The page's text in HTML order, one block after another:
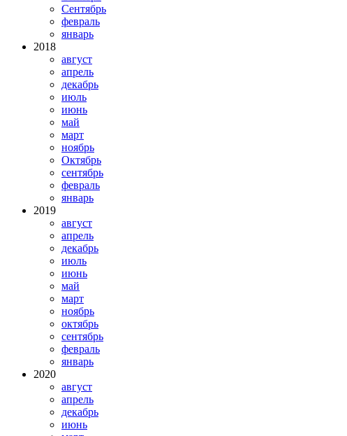
Сентябрь
февраль
январь
2018
август
апрель
декабрь
июль
июнь
май
март
ноябрь
Октябрь
сентябрь
февраль
январь
2019
август
апрель
декабрь
июль
июнь
май
март
ноябрь
октябрь
сентябрь
февраль
январь
2020
август
апрель
декабрь
июнь